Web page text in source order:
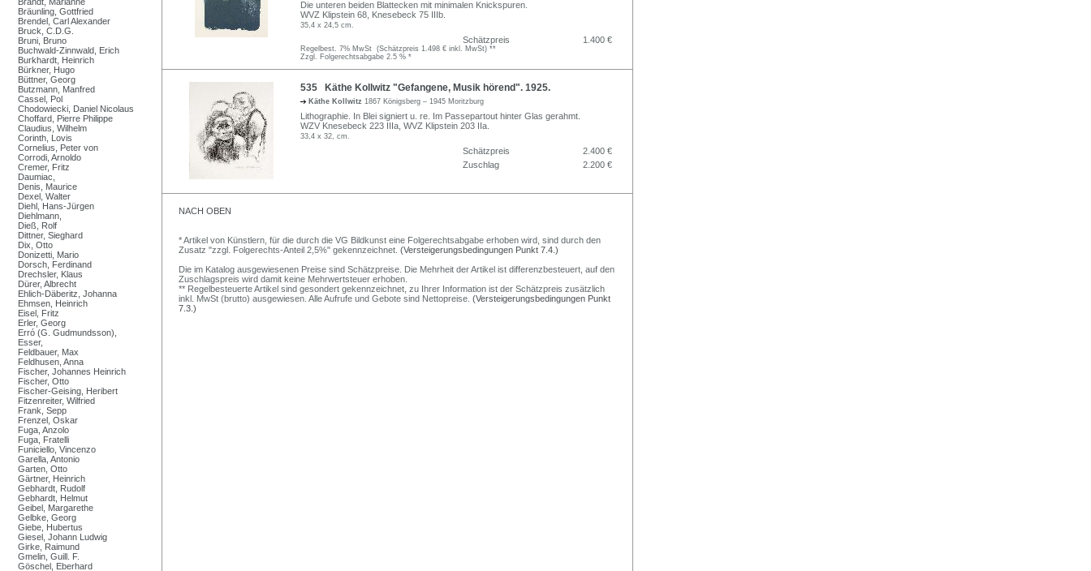
Bräunling, Gottfried
Brendel, Carl Alexander
Bruck, C.D.G.
Bruni, Bruno
Buchwald-Zinnwald, Erich
Burkhardt, Heinrich
Bürkner, Hugo
Büttner, Georg
Butzmann, Manfred
Cassel, Pol
Chodowiecki, Daniel Nicolaus
Choffard, Pierre Philippe
Claudius, Wilhelm
Corinth, Lovis
Cornelius, Peter von
Corrodi, Arnoldo
Cremer, Fritz
Daumiac,
Denis, Maurice
Dexel, Walter
Diehl, Hans-Jürgen
Diehlmann,
Dieß, Rolf
Dittner, Sieghard
Dix, Otto
Donizetti, Mario
Dorsch, Ferdinand
Drechsler, Klaus
Dürer, Albrecht
Ehlich-Däberitz, Johanna
Ehmsen, Heinrich
Eisel, Fritz
Erler, Georg
Erró (G. Gudmundsson),
Esser,
Feldbauer, Max
Feldhusen, Anna
Fischer, Johannes Heinrich
Fischer, Otto
Fischer-Geising, Heribert
Fitzenreiter, Wilfried
Frank, Sepp
Frenzel, Oskar
Fuga, Anzolo
Fuga, Fratelli
Funiciello, Vincenzo
Garella, Antonio
Garten, Otto
Gärtner, Heinrich
Gebhardt, Rudolf
Gebhardt, Helmut
Geibel, Margarethe
Gelbke, Georg
Giebe, Hubertus
Giesel, Johann Ludwig
Girke, Raimund
Gmelin, Guill. F.
Göschel, Eberhard
Die unteren beiden Blattecken mit minimalen Knickspuren.
WVZ Klipstein 68, Knesebeck 75 IIIb.
35,4 x 24,5 cm.
Schätzpreis 1.400 €
Regelbest. 7% MwSt (Schätzpreis 1.498 € inkl. MwSt) **
Zzgl. Folgerechtsabgabe 2.5 % *
535 Käthe Kollwitz "Gefangene, Musik hörend". 1925.
Käthe Kollwitz 1867 Königsberg – 1945 Moritzburg
Lithographie. In Blei signiert u. re. Im Passepartout hinter Glas gerahmt.
WZV Knesebeck 223 IIIa, WVZ Klipstein 203 IIa.
33,4 x 32, cm.
Schätzpreis
2.400 €
Zuschlag
2.200 €
NACH OBEN
* Artikel von Künstlern, für die durch die VG Bildkunst eine Folgerechtsabgabe erhoben wird, sind durch den
Zusatz "zzgl. Folgerechts-Anteil 2,5%" gekennzeichnet. (Versteigerungsbedingungen Punkt 7.4.)
Die im Katalog ausgewiesenen Preise sind Schätzpreise. Die Mehrheit der Artikel ist differenzbesteuert, auf den
Zuschlagspreis wird damit keine Mehrwertsteuer erhoben.
** Regelbesteuerte Artikel sind gesondert gekennzeichnet, zu Ihrer Information ist der Schätzpreis zusätzlich
inkl. MwSt (brutto) ausgewiesen. Alle Aufrufe und Gebote sind Nettopreise. (Versteigerungsbedingungen Punkt
7.3.)